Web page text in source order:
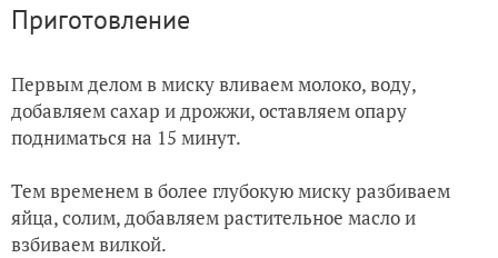
Приготовление
Первым делом в миску вливаем молоко, воду,
добавляем сахар и дрожжи, оставляем опару
подниматься на 15 минут.
Тем временем в более глубокую миску разбиваем
яйца, солим, добавляем растительное масло и
взбиваем вилкой.